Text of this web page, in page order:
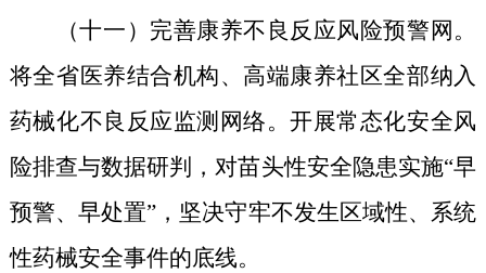
（十一 ）完善康养不良反应风险预警网。
将全省医养结合机构、高端康养社区全部纳入
药械化不良反应监测网络。开展常态化安全风
险排查与数据研判，对苗头性安全隐患实施“早
预警、早处置”，坚决守牢不发生区域性、系统
性药械安全事件的底线。